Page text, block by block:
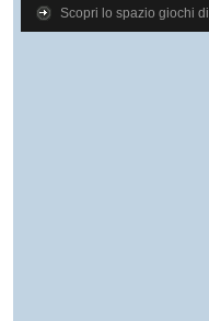
Scopri lo spazio giochi di